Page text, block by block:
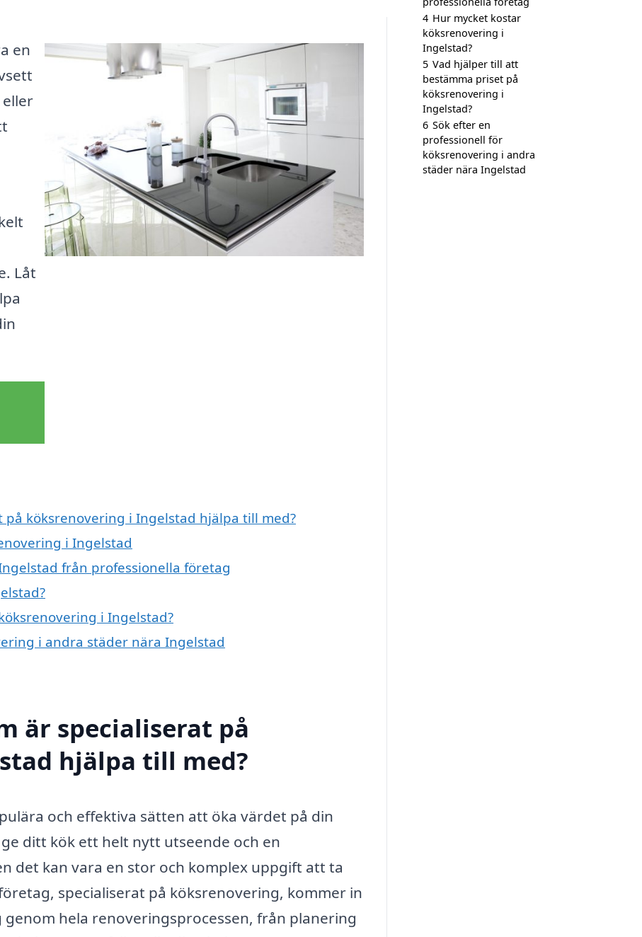
en
Låt
köksrenovering i Ingelstad hjälpa till med?
i Ingelstad
från professionella företag
i Ingelstad?
i andra städer nära Ingelstad
är specialiserat på
hjälpa till med?
och effektiva sätten att öka värdet på din
ditt kök ett helt nytt utseende och en
det kan vara en stor och komplex uppgift att ta
specialiserat på köksrenovering, kommer in
hela renoveringsprocessen, från planering
4 Hur mycket kostar
köksrenovering i
Ingelstad?
5 Vad hjälper till att
bestämma priset på
köksrenovering i
Ingelstad?
6 Sök efter en
professionell för
köksrenovering i andra
städer nära Ingelstad